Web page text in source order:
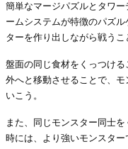
簡単なマージパズルとタワ
ームシステムが特徴のパズ
ターを作り出しながら戦うこ
盤面の同じ食材をくっつけ
外へと移動させることで、
いこう。
また、同じモンスター同士
時には、より強いモンスター